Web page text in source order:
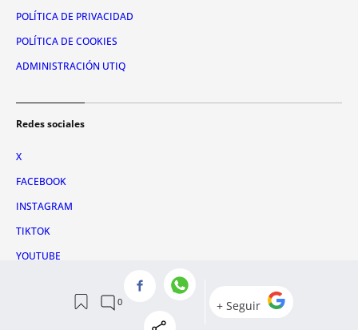
POLÍTICA DE PRIVACIDAD
POLÍTICA DE COOKIES
ADMINISTRACIÓN UTIQ
Redes sociales
X
FACEBOOK
INSTAGRAM
TIKTOK
YOUTUBE